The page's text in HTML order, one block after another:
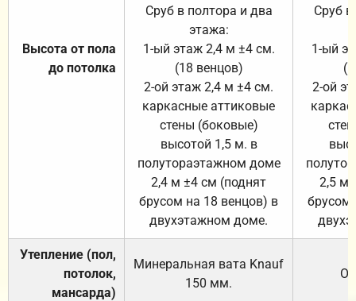
Высота от пола
до потолка
Сруб в полтора и два
этажа:
1-ый этаж 2,4 м ±4 см.
(18 венцов)
2-ой этаж 2,4 м ±4 см.
каркасные аттиковые
стены (боковые)
высотой 1,5 м. в
полутораэтажном доме
2,4 м ±4 см (поднят
брусом на 18 венцов) в
двухэтажном доме.
Сруб
1-ый
2-ой
2,5 м
брусом
Утепление (пол,
потолок,
мансарда)
Минеральная вата Knauf
150 мм.